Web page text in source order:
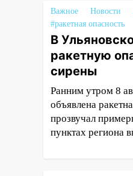
16:51
В
ремонтируют
остановки и
освещение
16:35 В
16:26 В
покажут
Важное Новости
#ракетная опасность
В
ракетную
сирены
Ранним утром 8
объявлена
прозвучал
пунктах региона